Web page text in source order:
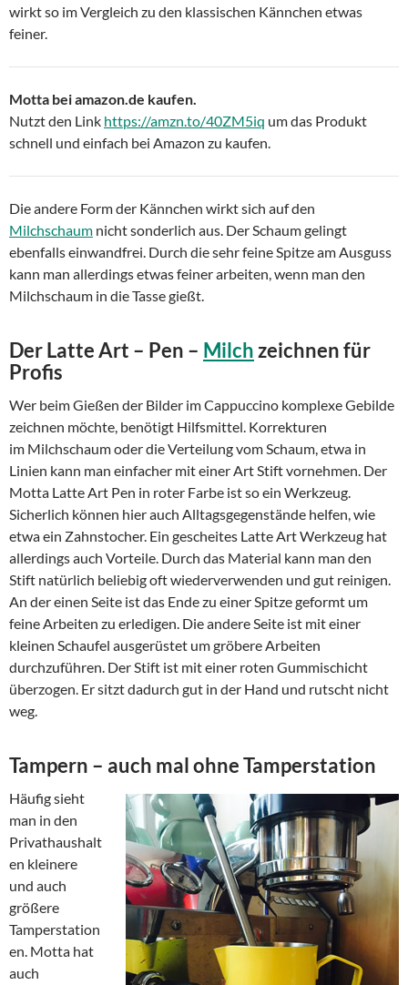
wirkt so im Vergleich zu den klassischen Kännchen etwas
feiner.
Motta bei amazon.de kaufen.
Nutzt den Link https://amzn.to/40ZM5iq um das Produkt
schnell und einfach bei Amazon zu kaufen.
Die andere Form der Kännchen wirkt sich auf den
Milchschaum nicht sonderlich aus. Der Schaum gelingt
ebenfalls einwandfrei. Durch die sehr feine Spitze am Ausguss
kann man allerdings etwas feiner arbeiten, wenn man den
Milchschaum in die Tasse gießt.
Der Latte Art – Pen – Milchzeichnen für
Profis
Wer beim Gießen der Bilder im Cappuccino komplexe Gebilde
zeichnen möchte, benötigt Hilfsmittel. Korrekturen
im Milchschaum oder die Verteilung vom Schaum, etwa in
Linien kann man einfacher mit einer Art Stift vornehmen. Der
Motta Latte Art Pen in roter Farbe ist so ein Werkzeug.
Sicherlich können hier auch Alltagsgegenstände helfen, wie
etwa ein Zahnstocher. Ein gescheites Latte Art Werkzeug hat
allerdings auch Vorteile. Durch das Material kann man den
Stift natürlich beliebig oft wiederverwenden und gut reinigen.
An der einen Seite ist das Ende zu einer Spitze geformt um
feine Arbeiten zu erledigen. Die andere Seite ist mit einer
kleinen Schaufel ausgerüstet um gröbere Arbeiten
durchzuführen. Der Stift ist mit einer roten Gummischicht
überzogen. Er sitzt dadurch gut in der Hand und rutscht nicht
weg.
Tampern – auch mal ohne Tamperstation
Häufig sieht
man in den
Privathaushalt
en kleinere
und auch
größere
Tamperstation
en. Motta hat
auch